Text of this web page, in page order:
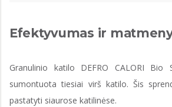
Efektyvumas ir
Granulinio katilo DEFRO CALORI Bio
sumontuota tiesiai virš katilo. Šis
pastatyti siaurose katilinėse.